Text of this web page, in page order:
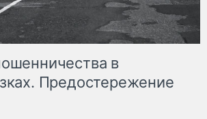
в
Предостережение